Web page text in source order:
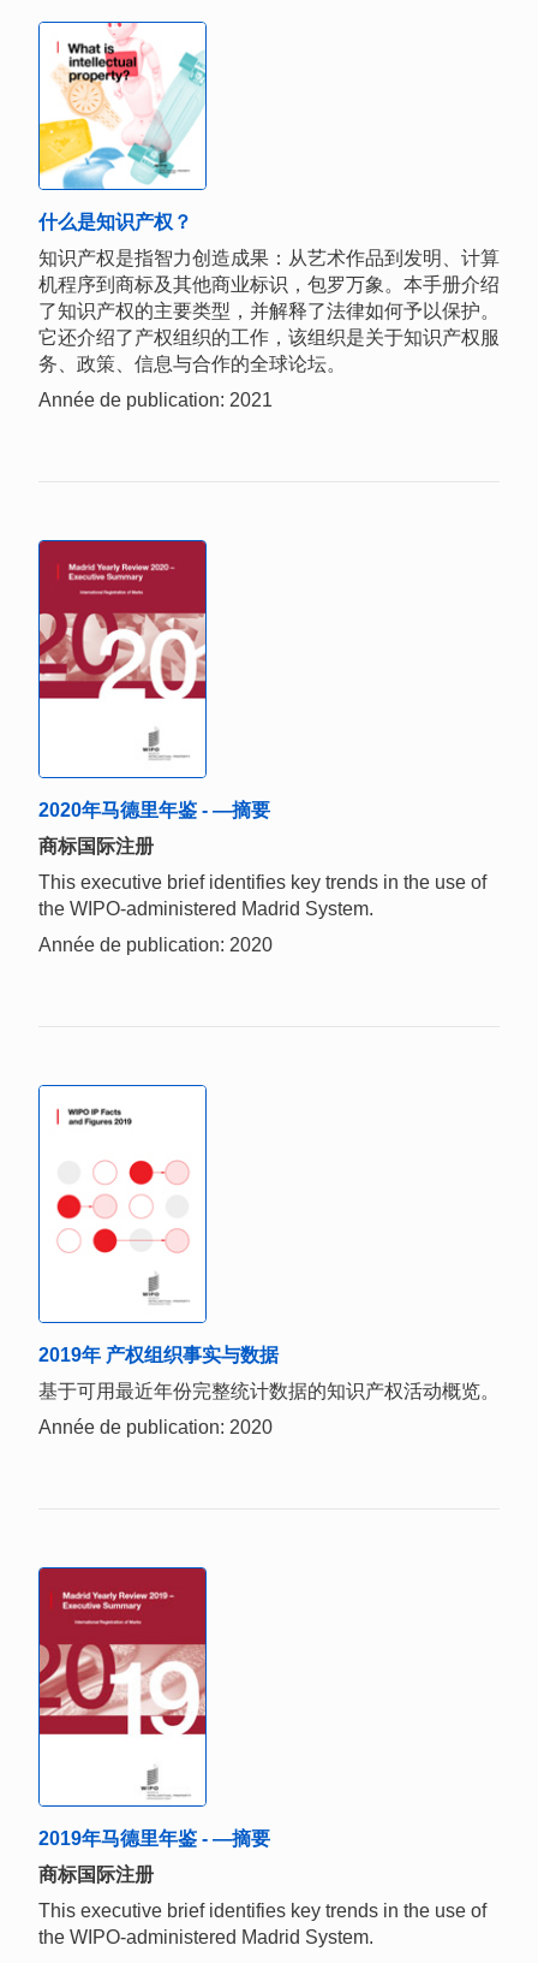
什么是知识产权？
知识产权是指智力创造成果：从艺术作品到发明、计算
机程序到商标及其他商业标识，包罗万象。本手册介绍
了知识产权的主要类型，并解释了法律如何予以保护。
它还介绍了产权组织的工作，该组织是关于知识产权服
务、政策、信息与合作的全球论坛。
Année de publication: 2021
2020年马德里年鉴 - —摘要
商标国际注册
This executive brief identifies key trends in the use of
the WIPO-administered Madrid System.
Année de publication: 2020
2019年 产权组织事实与数据
基于可用最近年份完整统计数据的知识产权活动概览。
Année de publication: 2020
2019年马德里年鉴 - —摘要
商标国际注册
This executive brief identifies key trends in the use of
the WIPO-administered Madrid System.